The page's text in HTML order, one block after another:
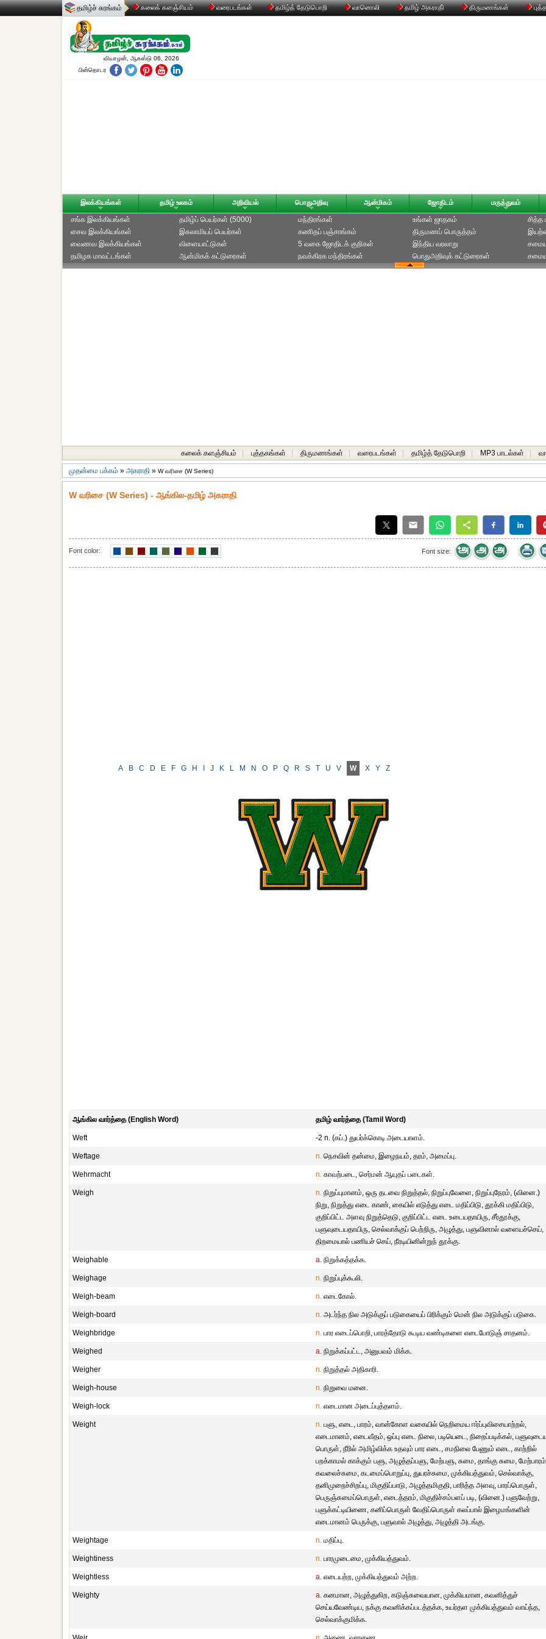
தமிழ்ச் சுரங்கம் கலைக் களஞ்சியம் வரைபடங்கள் தமிழ்த் தேடுபொறி வானொலி தமிழ் அகராதி் திருமணங்கள்
வியாழன், ஆகஸ்டு 06, 2026
பின்தொடர
இலக்கியங்கள் தமிழ் உலகம் அறிவியல் பொதுஅறிவு ஆன்மிகம் ஜோதிடம் மருத்துவம்
சங்க இலக்கியங்கள்
சைவ இலக்கியங்கள்
வைணவ இலக்கியங்கள்
தமிழக மாவட்டங்கள்
தமிழ்ப் பெயர்கள் (5000)
இசுலாமியப் பெயர்கள்
விளையாட்டுகள்
ஆன்மிகக் கட்டுரைகள்
மந்திரங்கள்
கணிதப் பஞ்சாங்கம்
5 வகை ஜோதிடக் குறிகள்
நவக்கிரக மந்திரங்கள்
உங்கள் ஜாதகம்
திருமணப் பொருத்தம்
இந்திய வரலாறு
பொதுஅறிவுக் கட்டுரைகள்
சித்த
கலைக் களஞ்சியம் புத்தகங்கள் திருமணங்கள் வரைபடங்கள் தமிழ்த் தேடுபொறி MP3 பாடல்கள்
முதன்மை பக்கம் » அகராதி » W வரிசை (W Series)
W வரிசை (W Series) - ஆங்கில-தமிழ் அகராதி
Font color: Font size:
A B C D E F G H J K L M N O P Q R S T U V W X Y Z
ஆங்கில வார்த்தை (English Word) தமிழ் வார்த்தை (Tamil Word)
Weft -2 n. (கப்.) துயர்க்கொடி அடையாளம்.
Weftage n. நெசவின் தன்மை, இழைநயம், தரம், அமைப்பு.
Wehrmacht n. காவற்படை, செர்மன் ஆயுதப் படைகள்.
Weigh n. நிறுப்புமானம், ஒரு தடவை நிறுத்தல், நிறுப்புவேளை, நிறுப்புநேரம், (வினை.)
நிறு, நிறுத்து எடை காண், கையில் எடுத்து எடை மதிப்பிடு, தூக்கி மதிப்பிடு,
குறிப்பிட்ட அளவு நிறுத்தெடு, குறிப்பிட்ட எடை உடையதாயிரு, சீர்தூக்கு,
பளுவுடையதாயிரு, செல்வாக்குப் பெற்றிரு, அழுத்து, பளுவினால் வளையச்செய்,
திறமையால் பணியச் செய், நீரடியினின்றுந் தூக்கு.
Weighable a. நிறுக்கத்தக்க.
Weighage n. நிறுப்புக்கூலி.
Weigh-beam n. எடைகோல்.
Weigh-board n. அடர்ந்த நில அடுக்குப் படுகையைப் பிரிக்கும் மென் நில அடுக்குப் படுகை.
Weighbridge n. பார எடைப்பொறி, பாரத்தோடு கூடிய வண்டிகளை எடைபோடுஞ் சாதனம்.
Weighed a. நிறுக்கப்பட்ட, அனுபவம் மிக்க.
Weigher n. நிறுத்தல் அதிகாரி.
Weigh-house n. நிறுவை மனை.
Weigh-lock n. எடைமான அடைப்புத்தளம்.
Weight n. பளு, எடை, பாரம், வான்கோள வகையில் நெறிமைய ஈர்ப்புவிசையாற்றல்,
எடைமானம், எடைவீதம், ஒப்பு எடை நிலை, படியெடை, நிறைப்படிக்கல்,
பொருள், நீரில் அமிழ்விக்க உதவும் பார எடை, சமநிலை பேணும் எடை, காற்றில்
பறக்காமல் காக்கும் பளு, அழுத்தப்பளு, மேற்பளு, சுமை, தாங்கு சுமை,
கவலைச்சுமை, கடமைப்பொறுப்பு, துயரச்சுமை, முக்கியத்துவம், செல்வாக்கு,
தனிமுறைச்சிறப்பு, மிகுதிப்பாடு, அழுத்தமிகுதி, பாரித்த அளவு, பாரப்பொருள்,
பெருஞ்சுமைப்பொருள், எடைத்தரம், மிகுதிச்சம்பளப் படி, (வினை.) பளுவேற்று,
பளுக்கட்டியிணை, கனிப்பொருள் வேதிப்பொருள் கலப்பால் இழைமங்களின்
எடைமானம் பெருக்கு, பளுவால் அழுத்து, அழுத்தி அடங்கு.
Weightage n. மதிப்பு.
Weightiness n. பாரமுடைமை, முக்கியத்துவம்.
Weightless a. எடையற்ற, முக்கியத்துவம் அற்ற.
Weighty a. கனமான, அழுத்துகிற, கடுஞ்சுவையான, முக்கியமான, கவனித்துச்
செய்யவேண்டிய, நக்கு கவனிக்கப்படத்தக்க, உயர்தள முக்கியத்துவம் வாய்ந்த,
செல்வாக்குமிக்க.